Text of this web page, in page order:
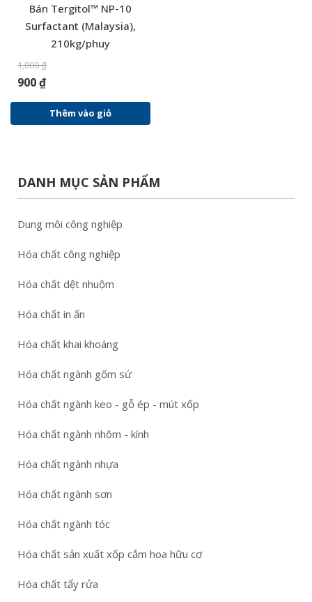
Bán Tergitol™ NP-10
Surfactant (Malaysia),
210kg/phuy
1,000₫
900₫
Thêm vào giỏ
DANH MỤC SẢN PHẨM
Dung môi công nghiệp
Hóa chất công nghiệp
Hóa chất dệt nhuộm
Hóa chất in ấn
Hóa chất khai khoáng
Hóa chất ngành gốm sứ
Hóa chất ngành keo - gỗ ép - mút xốp
Hóa chất ngành nhôm - kính
Hóa chất ngành nhựa
Hóa chất ngành sơn
Hóa chất ngành tóc
Hóa chất sản xuất xốp cắm hoa hữu cơ
Hóa chất tẩy rửa